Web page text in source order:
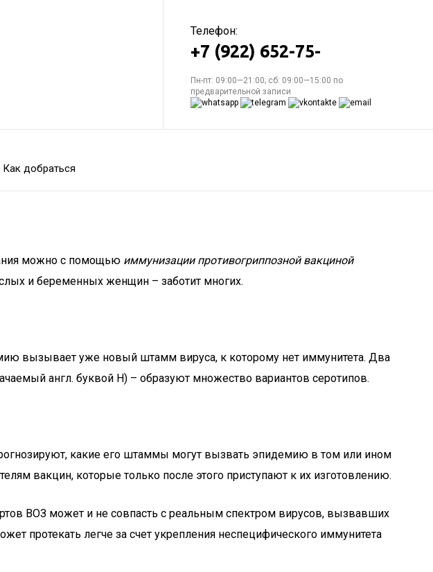
Телефон:
+7 (922) 652-75-
Пн-пт: 09:00—21:00; сб: 09:00—15:00 по
предварительной записи
Как добраться
можно с помощью иммунизации противогриппозной вакциной
и беременных женщин – заботит многих.
вызывает уже новый штамм вируса, к которому нет иммунитета. Два
англ. буквой Н) – образуют множество вариантов серотипов.
какие его штаммы могут вызвать эпидемию в том или ином
вакцин, которые только после этого приступают к их изготовлению.
ВОЗ может и не совпасть с реальным спектром вирусов, вызвавших
протекать легче за счет укрепления неспецифического иммунитета